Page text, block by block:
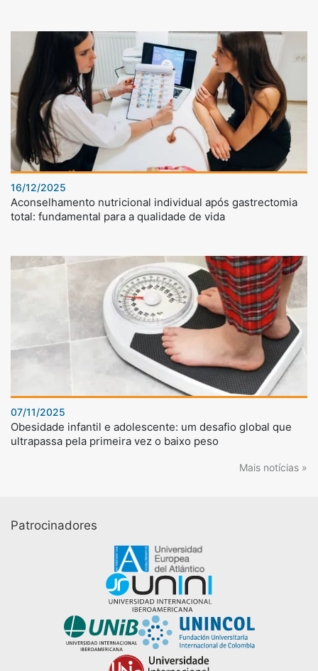
16/12/2025
Aconselhamento nutricional individual após gastrectomia
total: fundamental para a qualidade de vida
07/11/2025
Obesidade infantil e adolescente: um desafio global que
ultrapassa pela primeira vez o baixo peso
Mais notícias »
Patrocinadores